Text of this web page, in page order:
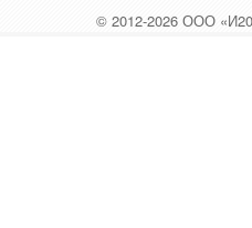
© 2012-2026 ООО